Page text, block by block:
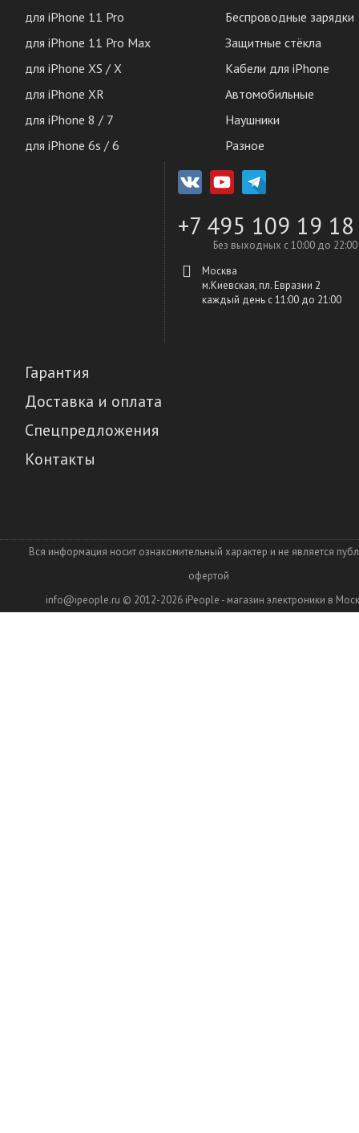
для iPhone 11 Pro
для iPhone 11 Pro Max
для iPhone XS / X
для iPhone XR
для iPhone 8 / 7
для iPhone 6s / 6
Беспроводные зарядки
Защитные стёкла
Кабели для iPhone
Автомобильные
Наушники
Разное
+7 495 109 19 18
Без выходных с 10:00 до 22:00
Москва
м.Киевская, пл. Евразии 2
каждый день c 11:00 до 21:00
Гарантия
Доставка и оплата
Спецпредложения
Контакты
Вся информация носит ознакомительный характер и не является
офертой
info@ipeople.ru © 2012-2026 iPeople - магазин электроники в